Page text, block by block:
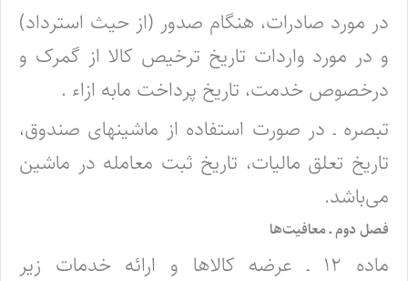
در مورد صادرات، هنگام صدور (از حیث استرداد)
و در مورد واردات تاریخ ترخیص کالا از گمرک و
درخصوص خدمت، تاریخ پرداخت مابه ازاء .
تبصره ـ در صورت استفاده از ماشینهای صندوق،
تاریخ تعلق مالیات، تاریخ ثبت معامله در ماشین
می‌باشد.
فصل دوم ـ معافیت‌ها
ماده ۱۲ ـ عرضه کالاها و ارائه خدمات زیر